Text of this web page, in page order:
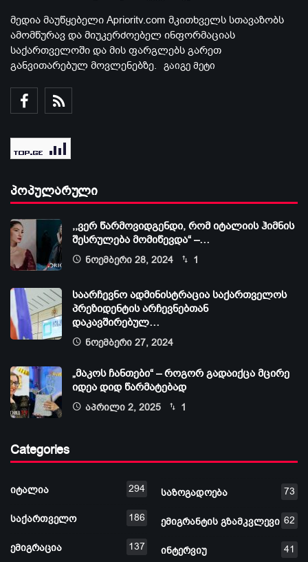
მედია მაუწყებელი Aprioritv.com მკითხველს სთავაზობს
ამომწურავ და მიუკერძოებელ ინფორმაციას
საქართველოში და მის ფარგლებს გარეთ
განვითარებულ მოვლენებზე. გაიგე მეტი
პოპულარული
,,ვერ წარმოვიდგენდი, რომ იტალიის ჰიმნის
შესრულება მომიწევდა“ –…
ნოემბერი 28, 2024 1
საარჩევნო ადმინისტრაცია საქართველოს
პრეზიდენტის არჩევნებთან
დაკავშირებულ…
ნოემბერი 27, 2024
„მაკოს ჩანთები“ – როგორ გადაიქცა მცირე
იდეა დიდ წარმატებად
აპრილი 2, 2025 1
Categories
იტალია 294
საქართველო 186
ემიგრაცია 137
საზოგადოება 73
ემიგრანტის გზამკვლევი 62
ინტერვიუ 41